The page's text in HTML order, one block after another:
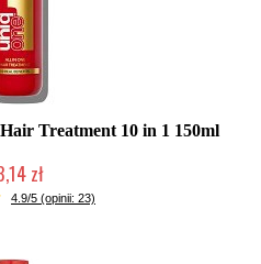
Treatment 10 in 1 150ml
zł
w 24h)
4.9/5 (opinii: 23)